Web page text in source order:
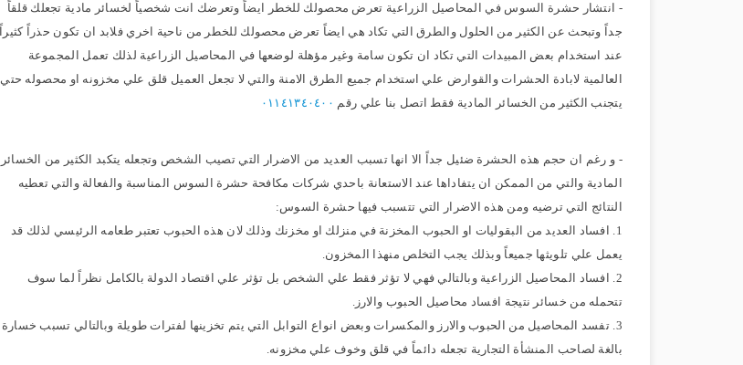
- انتشار حشرة السوس في المحاصيل الزراعية تعرض محصولك للخطر ايضاً وتعرضك انت شخصياً لخسائر مادية تجعلك قلقاً
جداً وتبحث عن الكثير من الحلول والطرق التي تكاد هي ايضاً تعرض محصولك للخطر من ناحية اخري فلابد ان تكون حذراً كثيراً
عند استخدام بعض المبيدات التي تكاد ان تكون سامة وغير مؤهلة لوضعها في المحاصيل الزراعية لذلك تعمل المجموعة
العالمية لابادة الحشرات والقوارض علي استخدام جميع الطرق الامنة والتي لا تجعل العميل قلق علي مخزونه او محصوله حتي
يتجنب الكثير من الخسائر المادية فقط اتصل بنا علي رقم ٠١١٤١٣٤٠٤٠٠
- و رغم ان حجم هذه الحشرة ضئيل جداً الا انها تسبب العديد من الاضرار التي تصيب الشخص وتجعله يتكبد الكثير من الخسائر
المادية والتي من الممكن ان يتفاداها عند الاستعانة باحدي شركات مكافحة حشرة السوس المناسبة والفعالة والتي تعطيه
النتائج التي ترضيه ومن هذه الاضرار التي تتسبب فيها حشرة السوس:
1. افساد العديد من البقوليات او الحبوب المخزنة في منزلك او مخزنك وذلك لان هذه الحبوب تعتبر طعامه الرئيسي لذلك قد
يعمل علي تلويثها جميعاً وبذلك يجب التخلص منهذا المخزون.
2. افساد المحاصيل الزراعية وبالتالي فهي لا تؤثر فقط علي الشخص بل تؤثر علي اقتصاد الدولة بالكامل نظراً لما سوف
تتحمله من خسائر نتيجة افساد محاصيل الحبوب والارز.
3. تفسد المحاصيل من الحبوب والارز والمكسرات وبعض انواع التوابل التي يتم تخزينها لفترات طويلة وبالتالي تسبب خسارة
بالغة لصاحب المنشأة التجارية تجعله دائماً في قلق وخوف علي مخزونه.